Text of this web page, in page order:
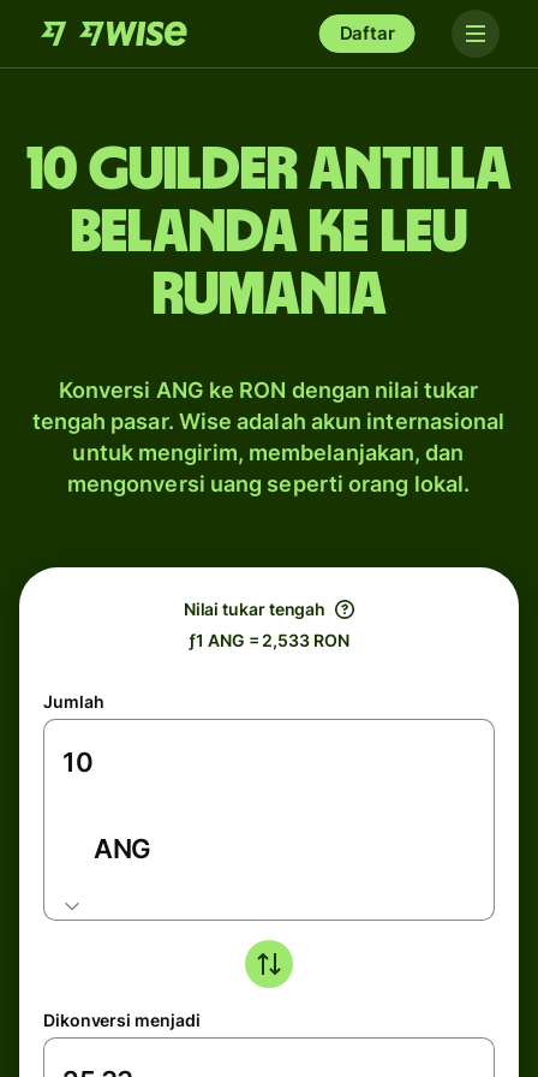
Daftar
10 guilder Antilla
Belanda ke leu
Rumania
Konversi ANG ke RON dengan nilai tukar
tengah pasar. Wise adalah akun internasional
untuk mengirim, membelanjakan, dan
mengonversi uang seperti orang lokal.
Nilai tukar tengah
ƒ1 ANG = 2,533 RON
Jumlah
ANG
Dikonversi menjadi